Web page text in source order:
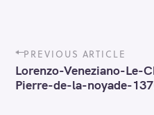
P
o
s
t
PREVIOUS ARTICLE
Lorenzo-Veneziano-Le-
Pierre-de-la-noyade-